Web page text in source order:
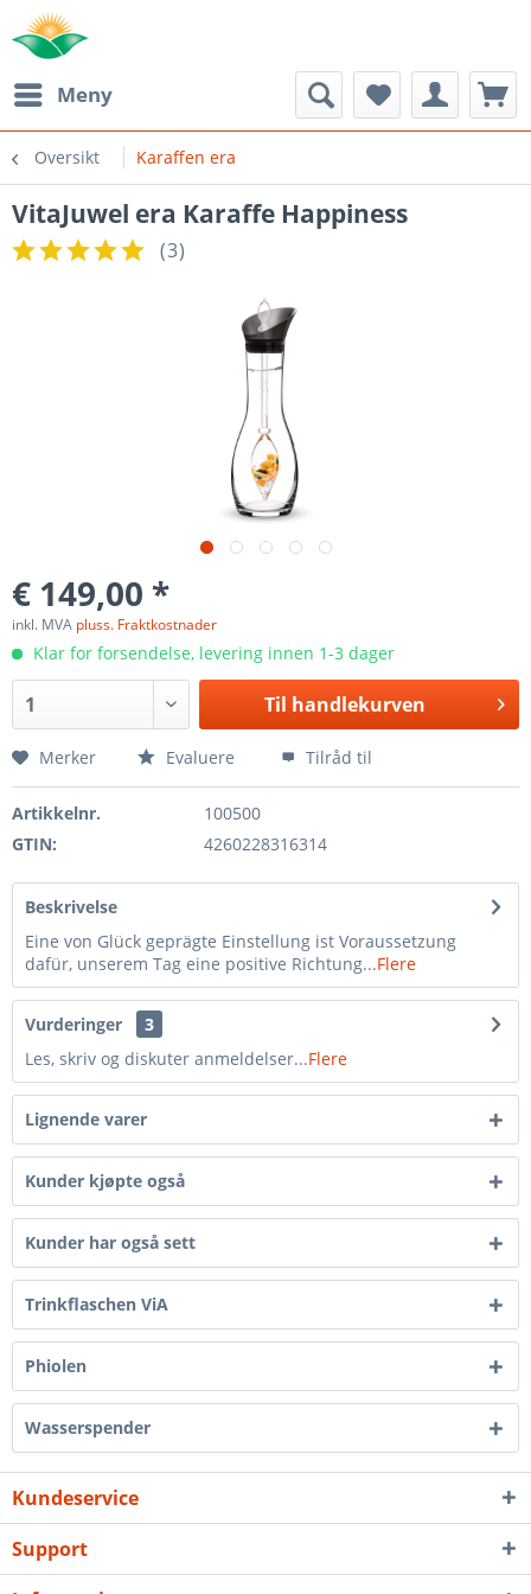
Meny
Oversikt Karaffen era
VitaJuwel era Karaffe Happiness
(3)
€ 149,00 *
inkl. MVA pluss. Fraktkostnader
Klar for forsendelse, levering innen 1-3 dager
Til handlekurven
Merker Evaluere Tilråd til
Artikkelnr.
100500
GTIN:
4260228316314
Beskrivelse
Eine von Glück geprägte Einstellung ist Voraussetzung
dafür, unserem Tag eine positive Richtung...Flere
Vurderinger
3
Les, skriv og diskuter anmeldelser...Flere
Lignende varer
Kunder kjøpte også
Kunder har også sett
Trinkflaschen ViA
Phiolen
Wasserspender
Kundeservice
Support